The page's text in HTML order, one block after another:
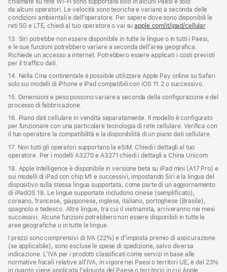
chiamate su rete Wi‑Fi sono supportate solo in alcuni Paesi e solo
da alcuni operatori. Le velocità sono teoriche e variano a seconda delle
condizioni ambientali e dell’operatore. Per sapere dove sono disponibili le
reti 5G e LTE, chiedi al tuo operatore o vai suapple.com/it/ipad/cellular.
13. Siri potrebbe non essere disponibile in tutte le lingue o in tutti i Paesi,
e le sue funzioni potrebbero variare a seconda dell’area geografica.
Richiede un accesso a internet. Potrebbero essere applicati i costi previsti
per il traffico dati.
14. Nella Cina continentale è possibile utilizzare Apple Pay online su Safari
solo sui modelli di iPhone e iPad compatibili con iOS 11.2 o successivo.
15. Dimensioni e peso possono variare a seconda della configurazione e del
processo di fabbricazione.
16. Piano dati cellulare in vendita separatamente. Il modello è configurato
per funzionare con una particolare tecnologia di rete cellulare. Verifica con
il tuo operatore la compatibilità e la disponibilità di un piano dati cellulare.
17. Non tutti gli operatori supportano la eSIM. Chiedi i dettagli al tuo
operatore. Per i modelli A3270 e A3271 chiedi i dettagli a China Unicom.
18. Apple Intelligence è disponibile in versione beta su iPad mini (A17 Pro) e
sui modelli di iPad con chip M1 e successivi, impostando Siri e la lingua del
dispositivo sulla stessa lingua supportata, come parte di un aggiornamento
di iPadOS 18. Le lingue supportate includono cinese (semplificato),
coreano, francese, giapponese, inglese, italiano, portoghese (Brasile),
spagnolo e tedesco. Altre lingue, tra cui il vietnamita, arriveranno nei mesi
successivi. Alcune funzioni potrebbero non essere disponibili in tutte le
aree geografiche o in tutte le lingue.
I prezzi sono comprensivi di IVA (22%) e d’imposta premio di assicurazione
(se applicabile), sono escluse le spese di spedizione, salvo diversa
indicazione. L’IVA per i prodotti classificati come servizi in base alle
normative fiscali relative all’IVA, in vigore nei Paesi o territori UE, è del 23%
in quanto viene applicata l’aliquota del Paese o territorio in cui Apple